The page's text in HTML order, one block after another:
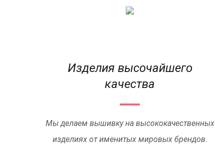
Изделия высочайшего
качества
Мы делаем вышивку на высококачественных
изделиях от именитых мировых брендов.